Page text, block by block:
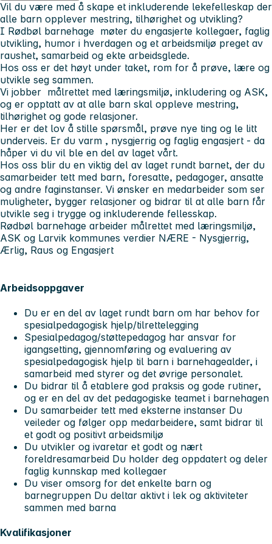
Vil du være med å skape et inkluderende lekefelleskap der
alle barn opplever mestring, tilhørighet og utvikling?
I Rødbøl barnehage møter du engasjerte kollegaer, faglig
utvikling, humor i hverdagen og et arbeidsmiljø preget av
raushet, samarbeid og ekte arbeidsglede.
Hos oss er det høyt under taket, rom for å prøve, lære og
utvikle seg sammen.
Vi jobber målrettet med læringsmiljø, inkludering og ASK,
og er opptatt av at alle barn skal oppleve mestring,
tilhørighet og gode relasjoner.
Her er det lov å stille spørsmål, prøve nye ting og le litt
underveis. Er du varm , nysgjerrig og faglig engasjert - da
håper vi du vil ble en del av laget vårt.
Hos oss blir du en viktig del av laget rundt barnet, der du
samarbeider tett med barn, foresatte, pedagoger, ansatte
og andre faginstanser. Vi ønsker en medarbeider som ser
muligheter, bygger relasjoner og bidrar til at alle barn får
utvikle seg i trygge og inkluderende fellesskap.
Rødbøl barnehage arbeider målrettet med læringsmiljø,
ASK og Larvik kommunes verdier NÆRE - Nysgjerrig,
Ærlig, Raus og Engasjert
Arbeidsoppgaver
Du er en del av laget rundt barn om har behov for
spesialpedagogisk hjelp/tilrettelegging
Spesialpedagog/støttepedagog har ansvar for
igangsetting, gjennomføring og evaluering av
spesialpedagogisk hjelp til barn i barnehagealder, i
samarbeid med styrer og det øvrige personalet.
Du bidrar til å etablere god praksis og gode rutiner,
og er en del av det pedagogiske teamet i barnehagen
Du samarbeider tett med eksterne instanser Du
veileder og følger opp medarbeidere, samt bidrar til
et godt og positivt arbeidsmiljø
Du utvikler og ivaretar et godt og nært
foreldresamarbeid Du holder deg oppdatert og deler
faglig kunnskap med kollegaer
Du viser omsorg for det enkelte barn og
barnegruppen Du deltar aktivt i lek og aktiviteter
sammen med barna
Kvalifikasjoner